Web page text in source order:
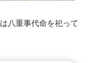
八重事代命を祀って